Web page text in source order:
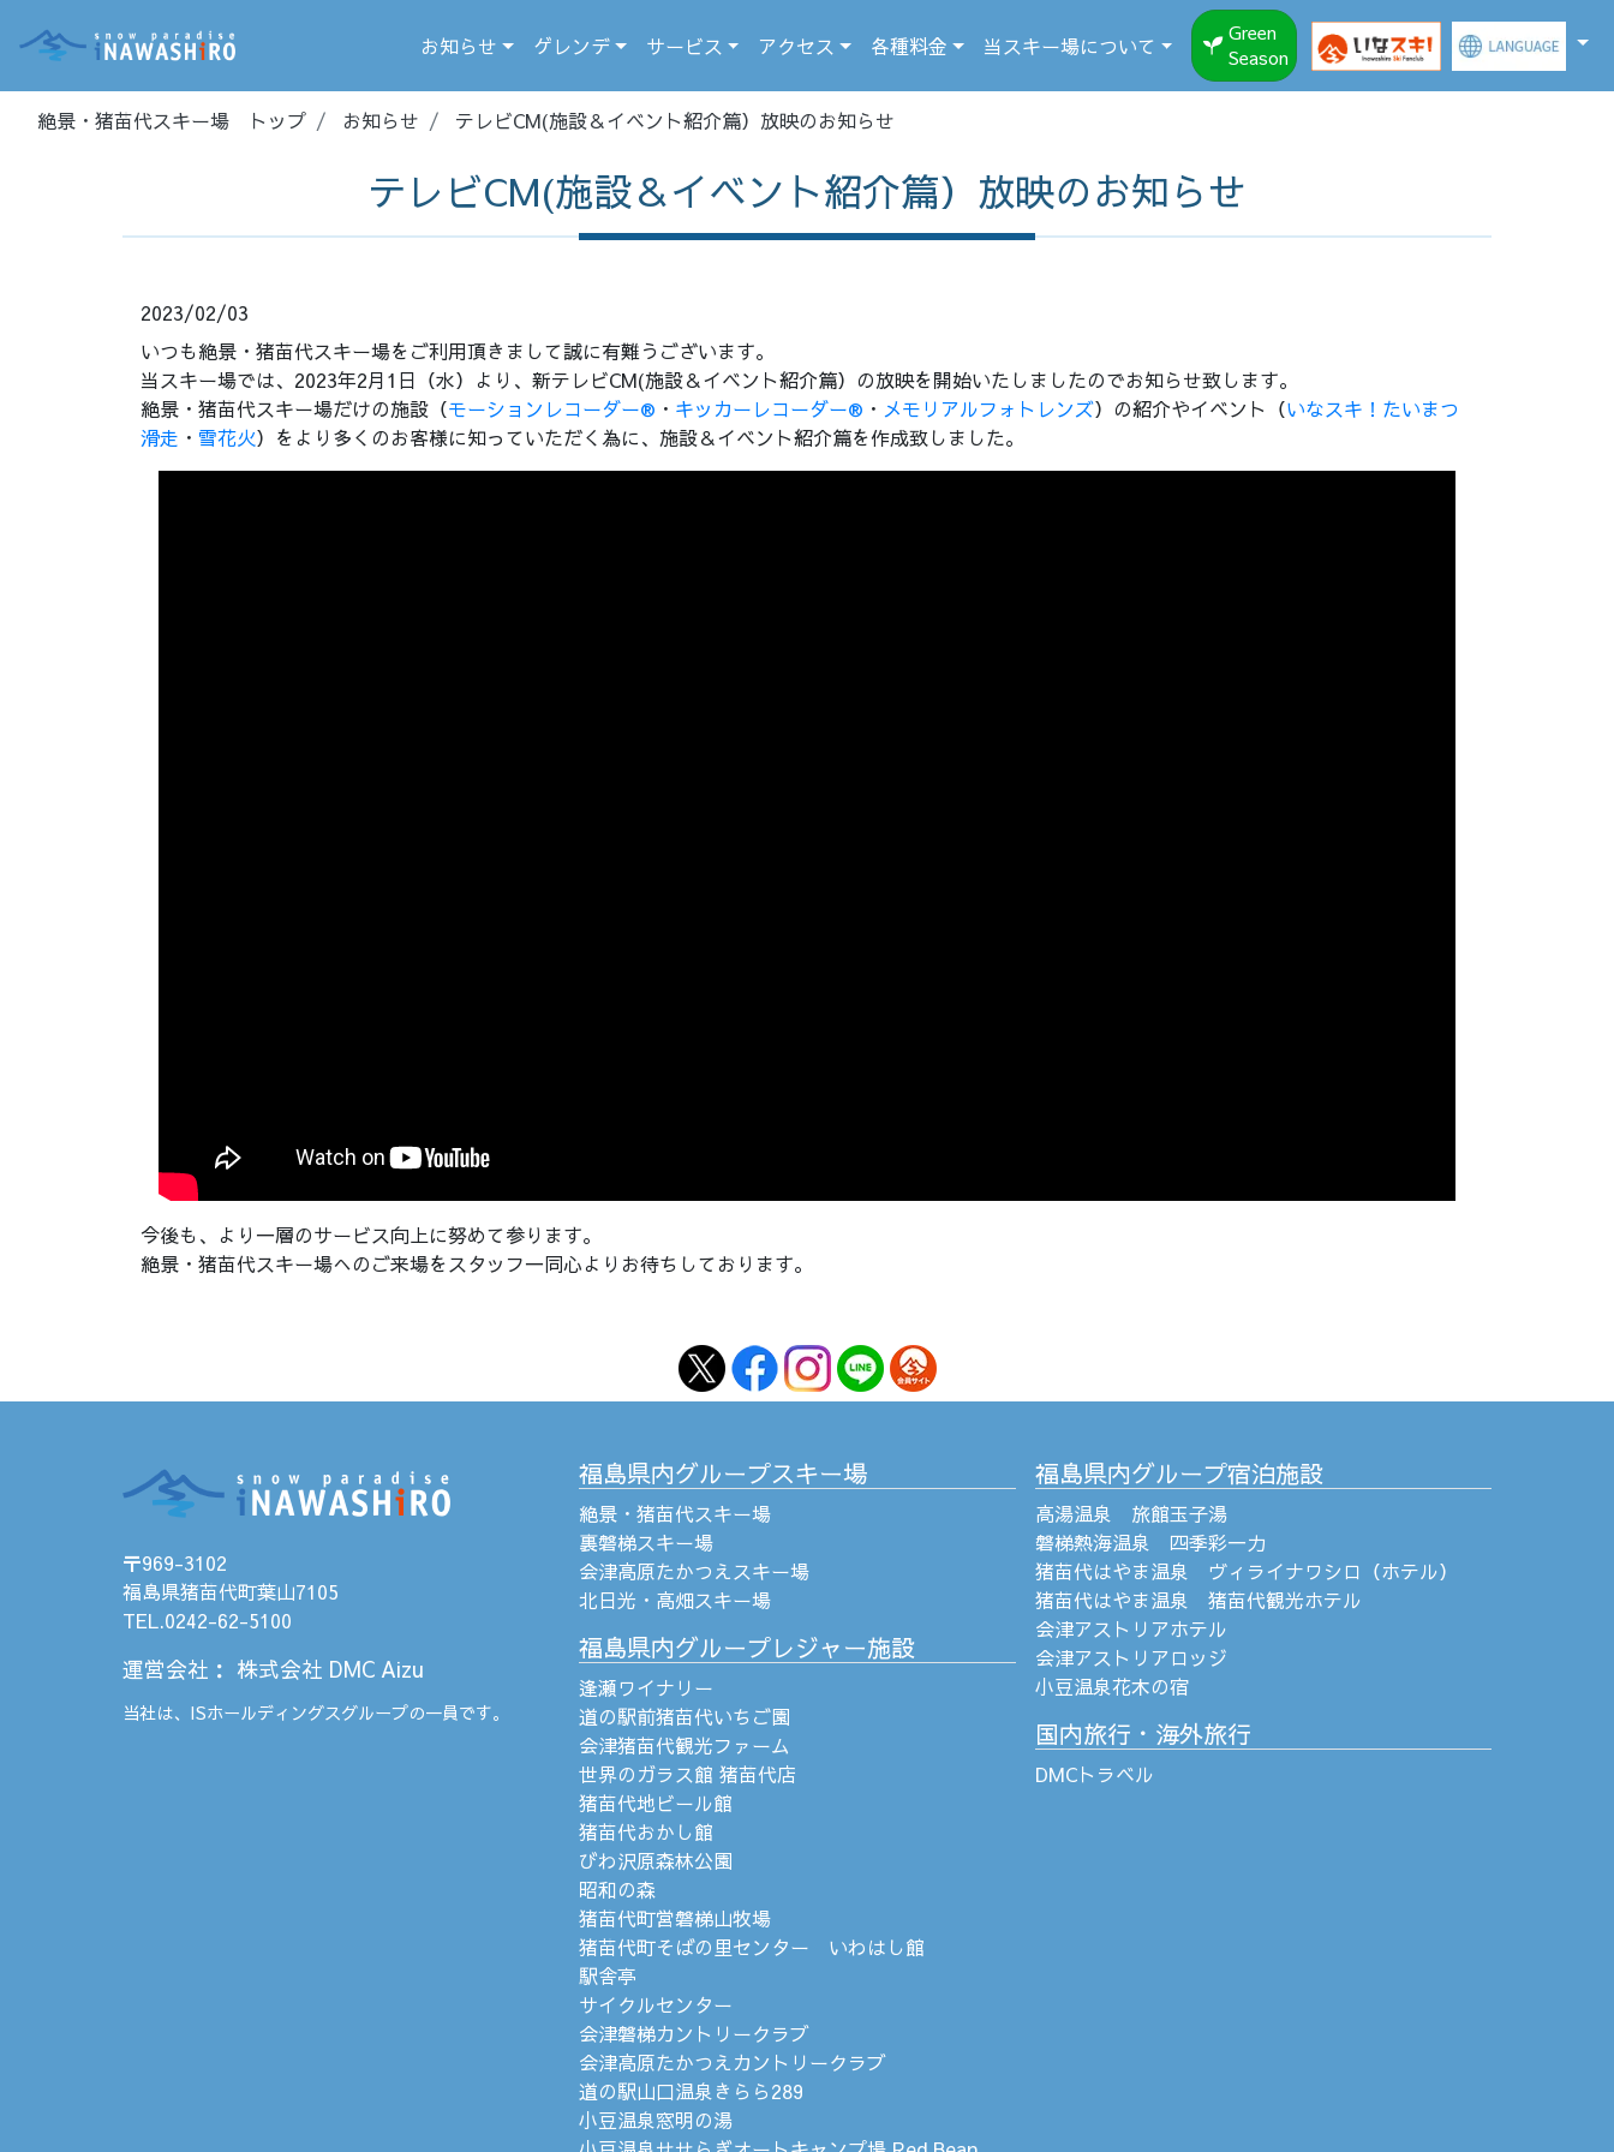
お知らせ ゲレンデ サービス アクセス 各種料金 当スキー場について
Green
Season
絶景・猪苗代スキー場 トップ お知らせ テレビCM(施設＆イベント紹介篇）放映のお知らせ
テレビCM(施設＆イベント紹介篇）放映のお知らせ
2023/02/03
いつも絶景・猪苗代スキー場をご利用頂きまして誠に有難うございます。
当スキー場では、2023年2月1日（水）より、新テレビCM(施設＆イベント紹介篇）の放映を開始いたしましたのでお知らせ致します。
絶景・猪苗代スキー場だけの施設（モーションレコーダー® ・ キッカーレコーダー® ・ メモリアルフォトレンズ）の紹介やイベント（いなスキ！たいまつ
滑走 ・ 雪花火）をより多くのお客様に知っていただく為に、施設＆イベント紹介篇を作成致しました。
今後も、より一層のサービス向上に努めて参ります。
絶景・猪苗代スキー場へのご来場をスタッフ一同心よりお待ちしております。
〒969-3102
福島県猪苗代町葉山7105
TEL.0242-62-5100
運営会社 ： 株式会社 DMC Aizu
当社は、 ISホールディングスグループの一員です。
福島県内グループスキー場
絶景・猪苗代スキー場
裏磐梯スキー場
会津高原たかつえスキー場
北日光・高畑スキー場
福島県内グループレジャー施設
逢瀬ワイナリー
道の駅前猪苗代いちご園
会津猪苗代観光ファーム
世界のガラス館 猪苗代店
猪苗代地ビール館
猪苗代おかし館
びわ沢原森林公園
昭和の森
猪苗代町営磐梯山牧場
猪苗代町そばの里センター いわはし館
駅舎亭
サイクルセンター
会津磐梯カントリークラブ
会津高原たかつえカントリークラブ
道の駅山口温泉きらら289
小豆温泉窓明の湯
福島県内グループ宿泊施設
高湯温泉 旅館玉子湯
磐梯熱海温泉 四季彩一力
猪苗代はやま温泉 ヴィライナワシロ（ホテル）
猪苗代はやま温泉 猪苗代観光ホテル
会津アストリアホテル
会津アストリアロッジ
小豆温泉花木の宿
国内旅行・海外旅行
DMCトラベル